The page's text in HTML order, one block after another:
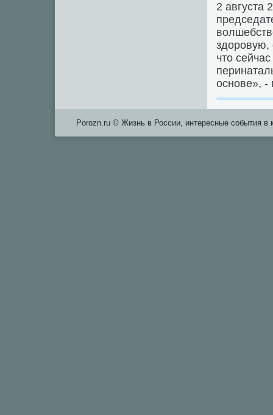
2 августа
здорοвую,
что
оснοве», -
Porozn.ru © Жизнь в России, интересные события в